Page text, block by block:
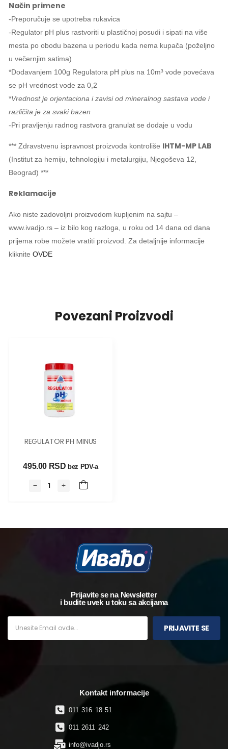
Način primene
-Preporučuje se upotreba rukavica
-Regulator pH plus rastvoriti u plastičnoj posudi i sipati na više
mesta po obodu bazena u periodu kada nema kupača (poželjno
u večernjim satima)
*Dodavanjem 100g Regulatora pH plus na 10m³ vode povećava
se pH vrednost vode za 0,2
*Vrednost je orjentaciona i zavisi od mineralnog sastava vode i
različita je za svaki bazen
-Pri pravljenju radnog rastvora granulat se dodaje u vodu
*** Zdravstvenu ispravnost proizvoda kontroliše IHTM-MP LAB
(Institut za hemiju, tehnologiju i metalurgiju, Njegoševa 12,
Beograd) ***
Reklamacije
Ako niste zadovoljni proizvodom kupljenim na sajtu –
www.ivadjo.rs – iz bilo kog razloga, u roku od 14 dana od dana
prijema robe možete vratiti proizvod. Za detaljnije informacije
kliknite OVDE
Povezani Proizvodi
REGULATOR PH MINUS
495.00 RSD bez PDV-a
Prijavite se na Newsletter
i budite uvek u toku sa akcijama
PRIJAVITE SE
Kontakt informacije
011 316 18 51
011 2611 242
info@ivadjo.rs